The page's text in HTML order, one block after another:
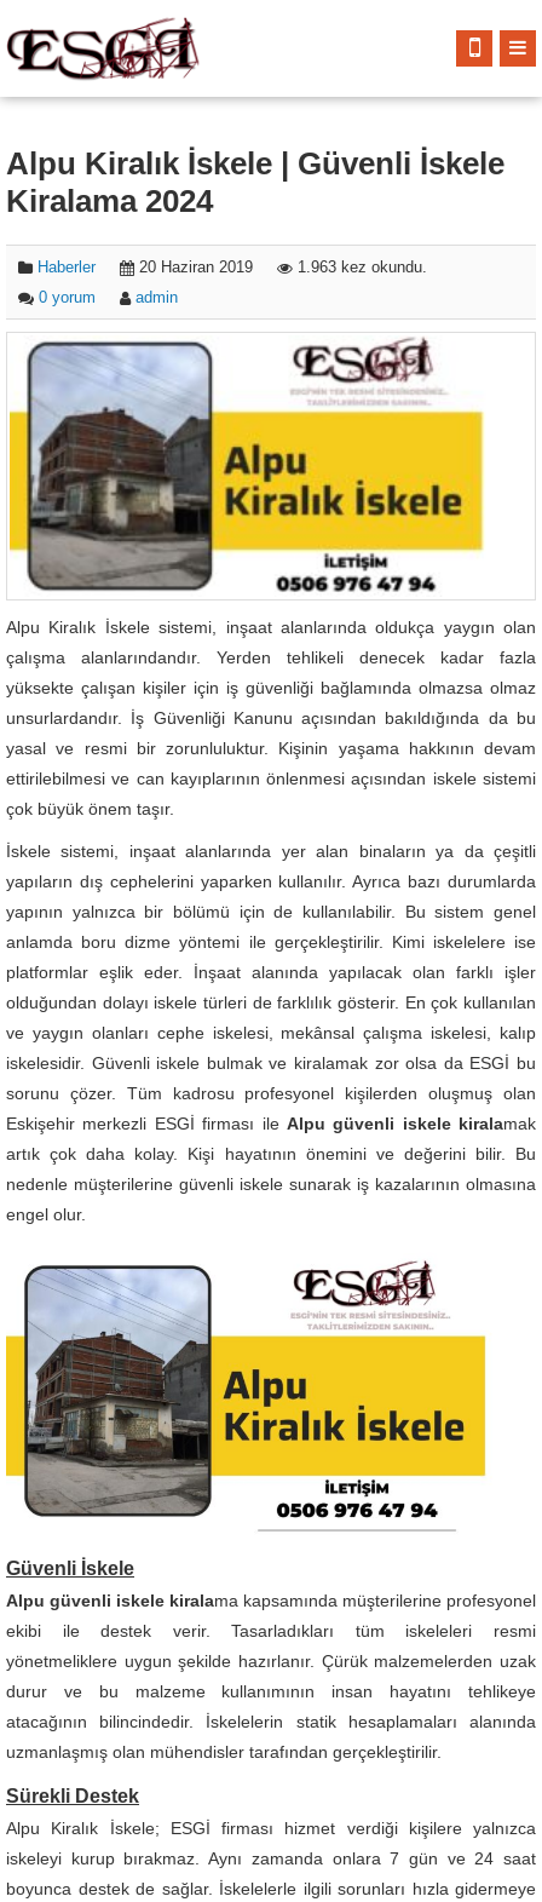
Alpu Kiralık İskele | Güvenli İskele
Kiralama 2024
Haberler 20 Haziran 2019
1.963 kez okundu.
0 yorum
admin
Alpu Kiralık İskele sistemi, inşaat alanlarında oldukça yaygın olan
çalışma alanlarındandır. Yerden tehlikeli denecek kadar fazla
yüksekte çalışan kişiler için iş güvenliği bağlamında olmazsa olmaz
unsurlardandır. İş Güvenliği Kanunu açısından bakıldığında da bu
yasal ve resmi bir zorunluluktur. Kişinin yaşama hakkının devam
ettirilebilmesi ve can kayıplarının önlenmesi açısından iskele sistemi
çok büyük önem taşır.
İskele sistemi, inşaat alanlarında yer alan binaların ya da çeşitli
yapıların dış cephelerini yaparken kullanılır. Ayrıca bazı durumlarda
yapının yalnızca bir bölümü için de kullanılabilir. Bu sistem genel
anlamda boru dizme yöntemi ile gerçekleştirilir. Kimi iskelelere ise
platformlar eşlik eder. İnşaat alanında yapılacak olan farklı işler
olduğundan dolayı iskele türleri de farklılık gösterir. En çok kullanılan
ve yaygın olanları cephe iskelesi, mekânsal çalışma iskelesi, kalıp
iskelesidir. Güvenli iskele bulmak ve kiralamak zor olsa da ESGİ bu
sorunu çözer. Tüm kadrosu profesyonel kişilerden oluşmuş olan
Eskişehir merkezli ESGİ firması ile Alpu güvenli iskele kiralamak
artık çok daha kolay. Kişi hayatının önemini ve değerini bilir. Bu
nedenle müşterilerine güvenli iskele sunarak iş kazalarının olmasına
engel olur.
Güvenli İskele
Alpu güvenli iskele kiralama kapsamında müşterilerine profesyonel
ekibi ile destek verir. Tasarladıkları tüm iskeleleri resmi
yönetmeliklere uygun şekilde hazırlanır. Çürük malzemelerden uzak
durur ve bu malzeme kullanımının insan hayatını tehlikeye
atacağının bilincindedir. İskelelerin statik hesaplamaları alanında
uzmanlaşmış olan mühendisler tarafından gerçekleştirilir.
Sürekli Destek
Alpu Kiralık İskele; ESGİ firması hizmet verdiği kişilere yalnızca
iskeleyi kurup bırakmaz. Aynı zamanda onlara 7 gün ve 24 saat
boyunca destek de sağlar. İskelelerle ilgili sorunları hızla gidermeye